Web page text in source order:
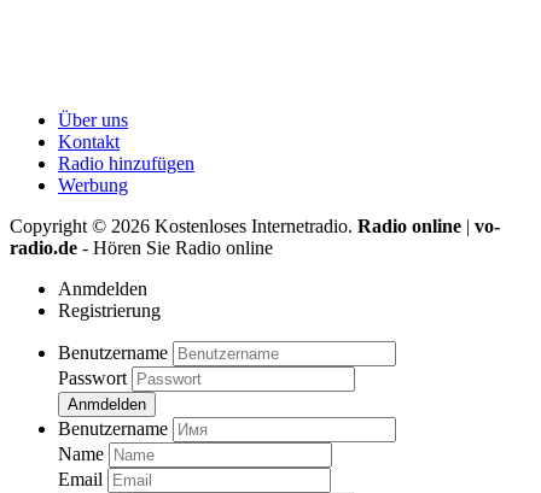
Über uns
Kontakt
Radio hinzufügen
Werbung
Copyright © 2026 Kostenloses Internetradio. Radio online | vo-
radio.de - Hören Sie Radio online
Anmdelden
Registrierung
Benutzername
Passwort
Anmdelden
Benutzername
Name
Email